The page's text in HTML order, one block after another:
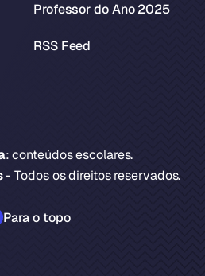
: conteúdos escolares.
- Todos os direitos reservados.
Para o topo
Professor do Ano 2025
RSS Feed